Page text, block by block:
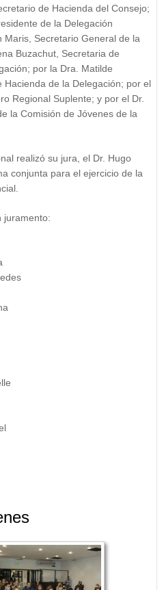
de Hacienda del Consejo;
de la Delegación
Maris, Secretario General de la
Buzachut, Secretaria de
por la Dra. Matilde
Hacienda de la Delegación; por el
Regional Suplente; y por el Dr.
la Comisión de Jóvenes de la
realizó su jura, el Dr. Hugo
conjunta para el ejercicio de la
juramento: